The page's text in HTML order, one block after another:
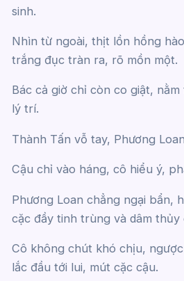
sinh.
Nhìn từ ngoài, thịt lồn hồng
trắng đục tràn ra, rõ mồn một.
Bác cả giờ chỉ còn co giật,
lý trí.
Thành Tấn vỗ tay, Phương
Cậu chỉ vào háng, cô hiểu ý,
Phương Loan chẳng ngại bẩn,
cặc đầy tinh trùng và dâm thủy
Cô không chút khó chịu,
lắc đầu tới lui, mút cặc cậu.